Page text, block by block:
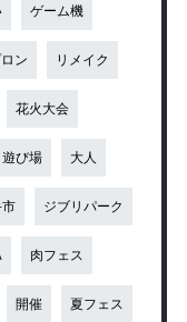
ゲーム機
ン リメイク
花火大会
遊び場 大人
ジブリパーク
肉フェス
開催 夏フェス